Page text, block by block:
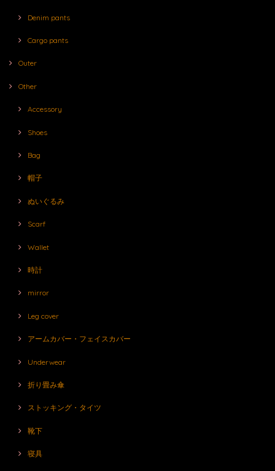
Denim pants
Cargo pants
Outer
Other
Accessory
Shoes
Bag
帽子
ぬいぐるみ
Scarf
Wallet
時計
mirror
Leg cover
アームカバー・フェイスカバー
Underwear
折り畳み傘
ストッキング・タイツ
靴下
寝具